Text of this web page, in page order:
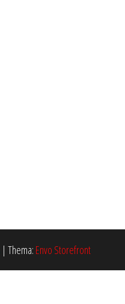
| Thema: Envo Storefront